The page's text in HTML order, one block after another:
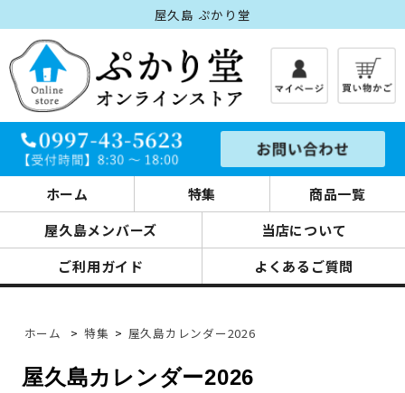
屋久島 ぷかり堂
ホーム 特集
商品一覧
屋久島メンバーズ
当店について
ご利用ガイド
よくあるご質問
ホーム > 特集 > 屋久島カレンダー2026
屋久島カレンダー2026